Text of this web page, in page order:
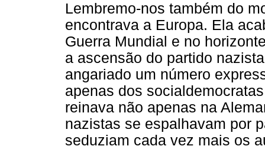
Lembremo-nos também do
encontrava a Europa. Ela
Guerra Mundial e no
a ascensão do partido
angariado um número
apenas dos
reinava não apenas na
nazistas se espalhavam por
seduziam cada vez mais os